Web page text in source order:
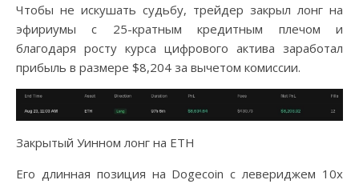
Чтобы не искушать судьбу, трейдер закрыл лонг на
эфириумы с 25-кратным кредитным плечом и
благодаря росту курса цифрового актива заработал
прибыль в размере $8,204 за вычетом комиссии.
Закрытый Уинном лонг на ETH
Его длинная позиция на Dogecoin с левериджем 10х